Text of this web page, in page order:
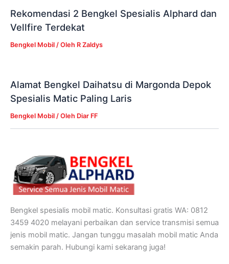
Rekomendasi 2 Bengkel Spesialis Alphard dan
Vellfire Terdekat
Bengkel Mobil / Oleh R Zaldys
Alamat Bengkel Daihatsu di Margonda Depok
Spesialis Matic Paling Laris
Bengkel Mobil / Oleh Diar FF
Bengkel spesialis mobil matic. Konsultasi gratis WA: 0812
3459 4020 melayani perbaikan dan service transmisi semua
jenis mobil matic. Jangan tunggu masalah mobil matic Anda
semakin parah. Hubungi kami sekarang juga!